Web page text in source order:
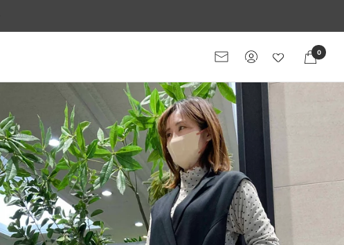
メ
ル
マ
ガ
ジ
ン
0